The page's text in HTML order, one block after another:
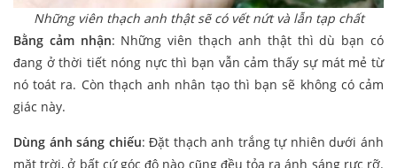
Những viên thạch anh thật sẽ có vết nứt và lẫn tạp chất
Bằng cảm nhận: Những viên thạch anh thật thì dù bạn có
đang ở thời tiết nóng nực thì bạn vẫn cảm thấy sự mát mẻ từ
nó toát ra. Còn thạch anh nhân tạo thì bạn sẽ không có cảm
giác này.
Dùng ánh sáng chiếu: Đặt thạch anh trắng tự nhiên dưới ánh
mặt trời, ở bất cứ góc độ nào cũng đều tỏa ra ánh sáng rực rỡ.